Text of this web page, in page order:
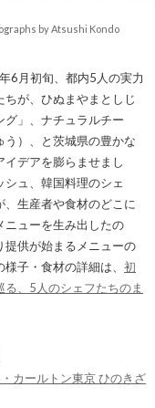
by Atsushi Kondo
6月初旬、都内5人の実力
が、ひぬまやまとしじ
グ」、ナチュラルチー
う）、と茨城県の豊かな
デアを膨らませまし
シュ、韓国料理のシェ
、生産者や食材のどこに
ニューを生み出したの
提供が始まるメニューの
子・食材の詳細は、 初
、5人のシェフたちのま
カールトン東京 ひのきざ